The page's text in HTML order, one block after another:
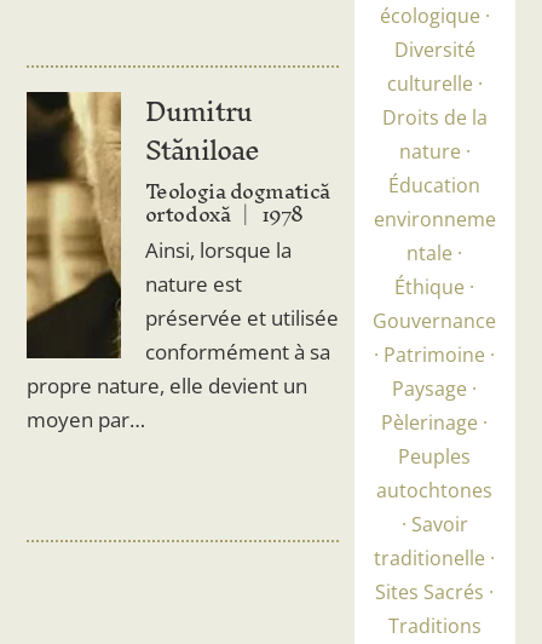
Dumitru
Stăniloae
Teologia dogmatică
ortodoxă 1978
Ainsi, lorsque la
nature est
préservée et utilisée
conformément à sa
propre nature, elle devient un
moyen par…
écologique
Diversité
culturelle
Droits de la
nature
Éducation
environneme
ntale
Éthique
Gouvernance
Patrimoine
Paysage
Pèlerinage
Peuples
autochtones
Savoir
traditionelle
Sites Sacrés
Traditions